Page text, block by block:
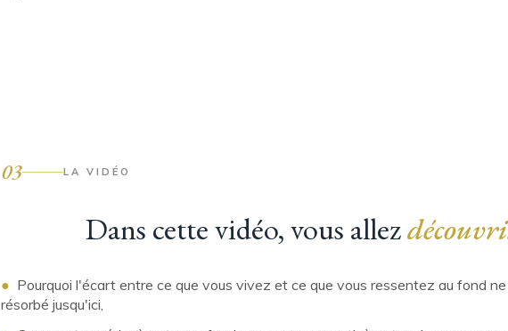
03 LA VIDÉO
Dans cette vidéo, vous allez
● Pourquoi l'écart entre ce que vous vivez et ce que vous ressentez au fond
résorbé jusqu'ici,